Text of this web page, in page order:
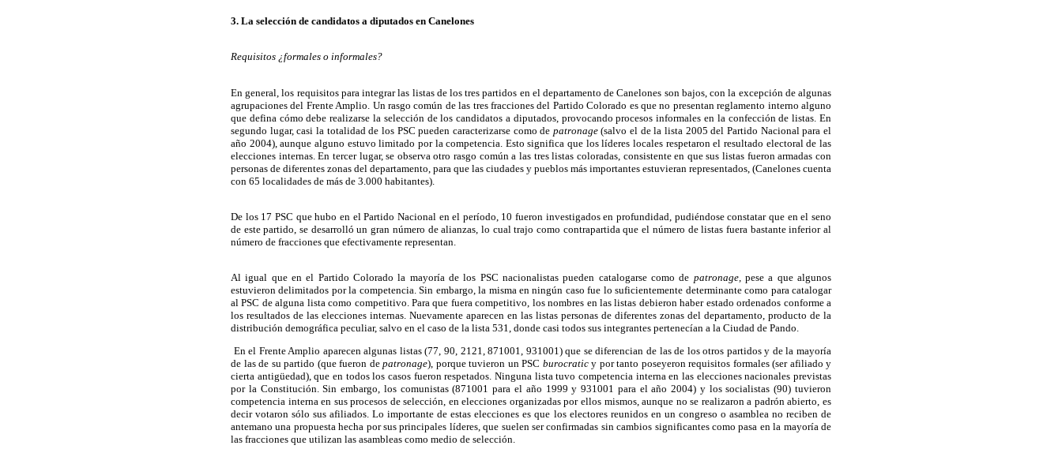
3. La selección de candidatos a diputados en Canelones
Requisitos ¿formales o informales?
En general, los requisitos para integrar las listas de los tres partidos en el departamento de Canelones son bajos, con la excepción de algunas
agrupaciones del Frente Amplio. Un rasgo común de las tres fracciones del Partido Colorado es que no presentan reglamento interno alguno
que defina cómo debe realizarse la selección de los candidatos a diputados, provocando procesos informales en la confección de listas. En
segundo lugar, casi la totalidad de los PSC pueden caracterizarse como de patronage(salvo el de la lista 2005 del Partido Nacional para el
año 2004), aunque alguno estuvo limitado por la competencia. Esto significa que los líderes locales respetaron el resultado electoral de las
elecciones internas. En tercer lugar, se observa otro rasgo común a las tres listas coloradas, consistente en que sus listas fueron armadas con
personas de diferentes zonas del departamento, para que las ciudades y pueblos más importantes estuvieran representados, (Canelones cuenta
con 65 localidades de más de 3.000 habitantes).
De los 17 PSC que hubo en el Partido Nacional en el período, 10 fueron investigados en profundidad, pudiéndose constatar que en el seno
de este partido, se desarrolló un gran número de alianzas, lo cual trajo como contrapartida que el número de listas fuera bastante inferior al
número de fracciones que efectivamente representan.
Al igual que en el Partido Colorado la mayoría de los PSC nacionalistas pueden catalogarse como de patronage,pese a que algunos
estuvieron delimitados por la competencia. Sin embargo, la misma en ningún caso fue lo suficientemente determinante como para catalogar
al PSC de alguna lista como competitivo. Para que fuera competitivo, los nombres en las listas debieron haber estado ordenados conforme a
los resultados de las elecciones internas. Nuevamente aparecen en las listas personas de diferentes zonas del departamento, producto de la
distribución demográfica peculiar, salvo en el caso de la lista 531, donde casi todos sus integrantes pertenecían a la Ciudad de Pando.
En el Frente Amplio aparecen algunas listas (77, 90, 2121, 871001, 931001) que se diferencian de las de los otros partidos y de la mayoría
de las de su partido (que fueron de patronage), porque tuvieron un PSC burocratic y por tanto poseyeron requisitos formales (ser afiliado y
cierta antigüedad), que en todos los casos fueron respetados. Ninguna lista tuvo competencia interna en las elecciones nacionales previstas
por la Constitución. Sin embargo, los comunistas (871001 para el año 1999 y 931001 para el año 2004) y los socialistas (90) tuvieron
competencia interna en sus procesos de selección, en elecciones organizadas por ellos mismos, aunque no se realizaron a padrón abierto, es
decir votaron sólo sus afiliados. Lo importante de estas elecciones es que los electores reunidos en un congreso o asamblea no reciben de
antemano una propuesta hecha por sus principales líderes, que suelen ser confirmadas sin cambios significantes como pasa en la mayoría de
las fracciones que utilizan las asambleas como medio de selección.